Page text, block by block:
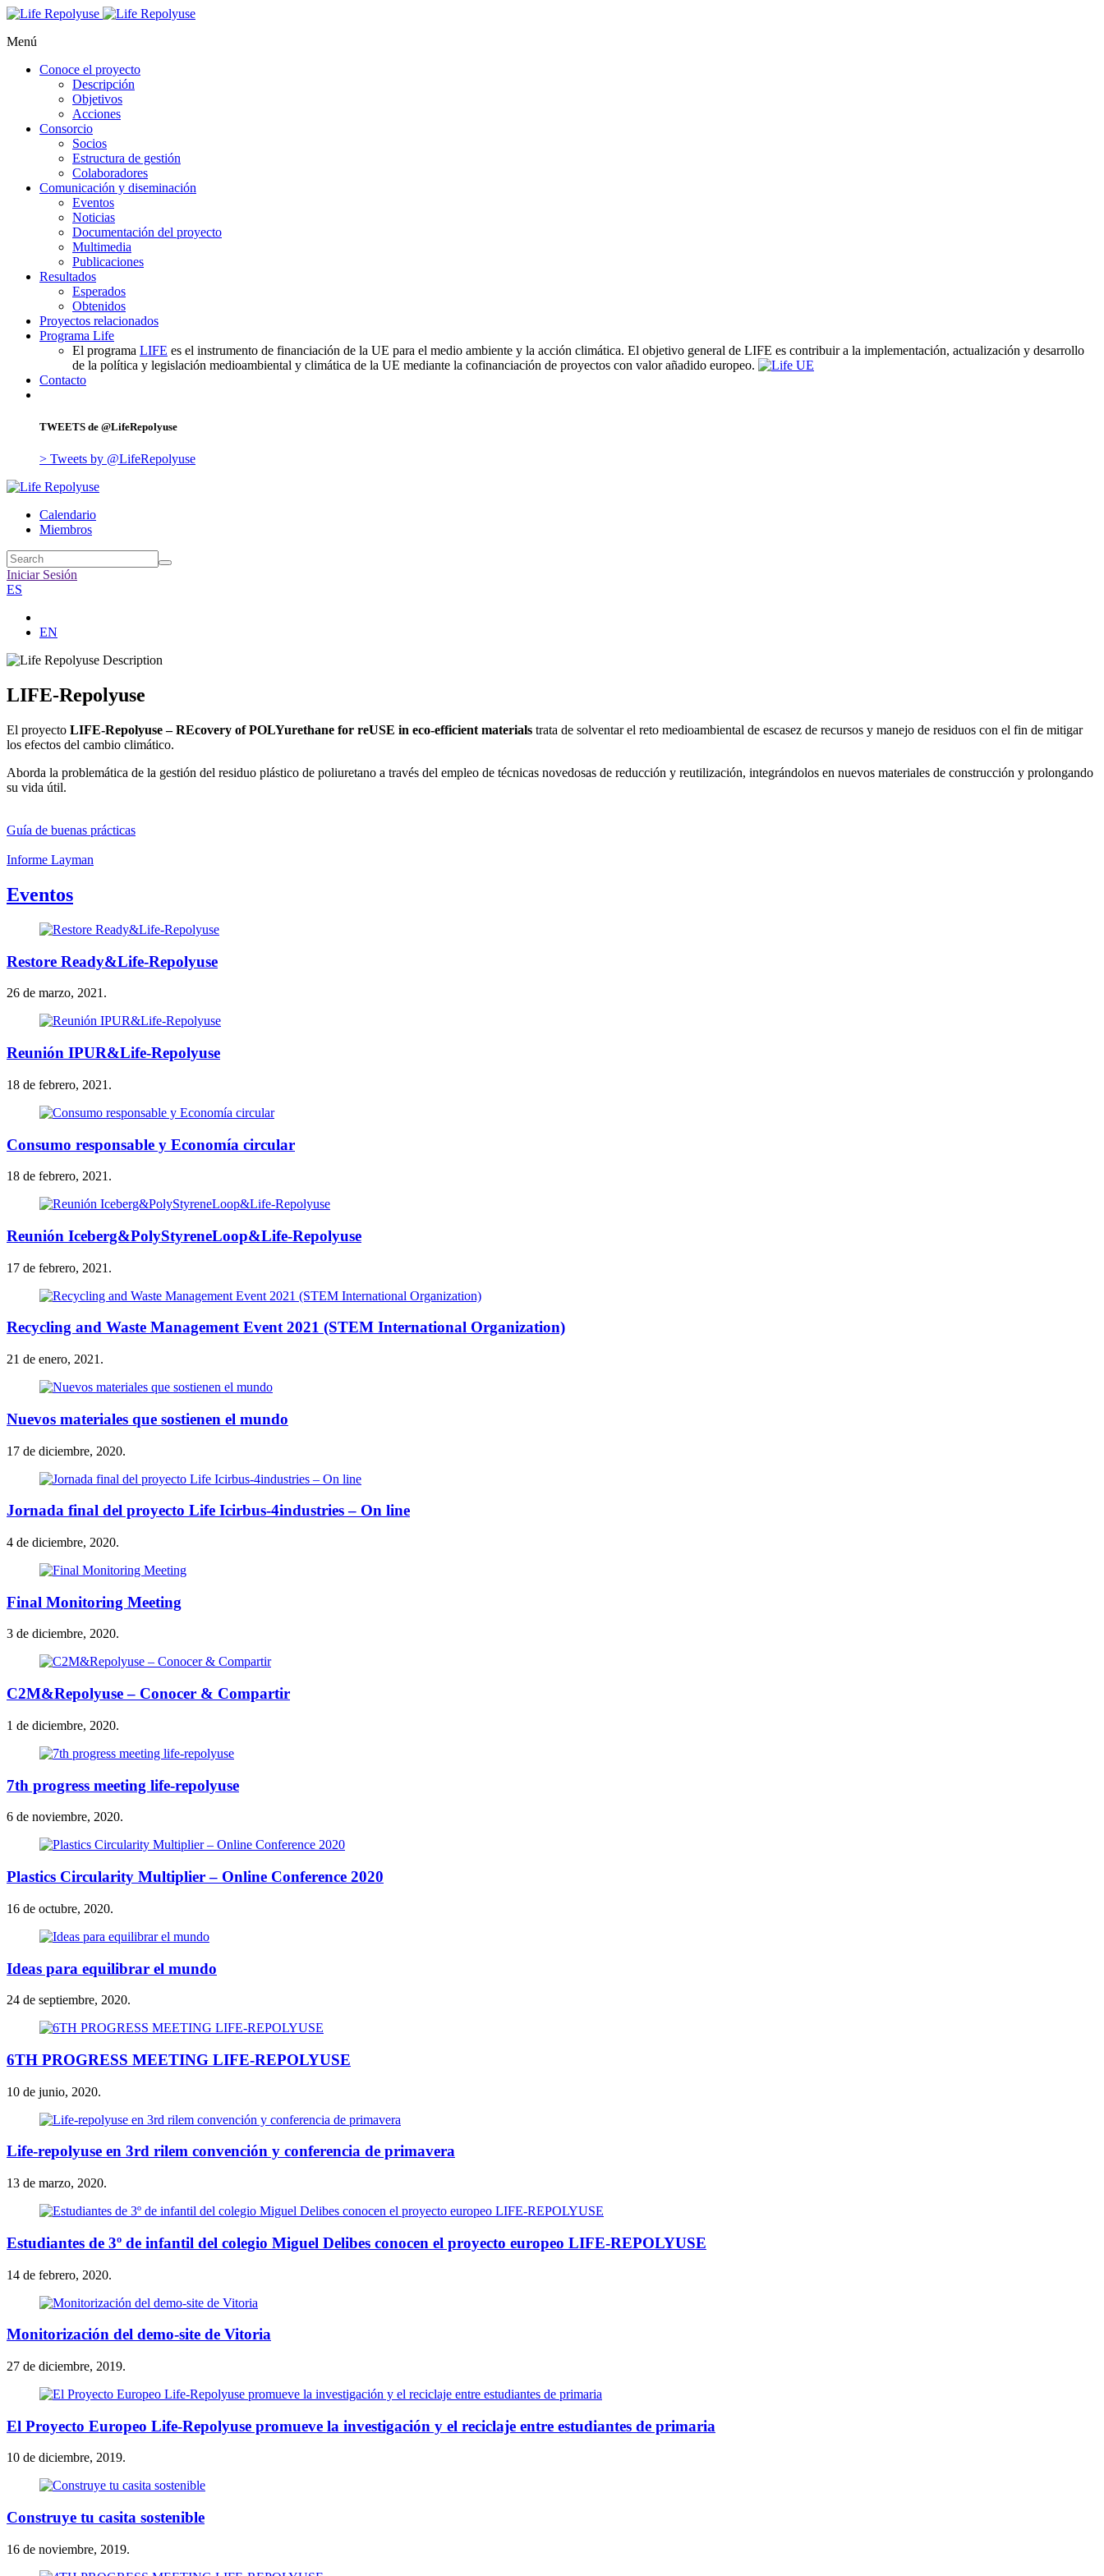
Menú
Conoce el proyecto
Descripción
Objetivos
Acciones
Consorcio
Socios
Estructura de gestión
Colaboradores
Comunicación y diseminación
Eventos
Noticias
Documentación del proyecto
Multimedia
Publicaciones
Resultados
Esperados
Obtenidos
Proyectos relacionados
Programa Life
El programa LIFE es el instrumento de financiación de la UE para el medio ambiente y la acción climática. El objetivo general de LIFE es contribuir a la implementación, actualización y desarrollo
de la política y legislación medioambiental y climática de la UE mediante la cofinanciación de proyectos con valor añadido europeo.
Contacto
TWEETS de @LifeRepolyuse
> Tweets by @LifeRepolyuse
Calendario
Miembros
Iniciar Sesión
ES
EN
LIFE-Repolyuse
El proyecto LIFE-Repolyuse – REcovery of POLYurethane for reUSE in eco-efficient materials trata de solventar el reto medioambiental de escasez de recursos y manejo de residuos con el fin de mitigar
los efectos del cambio climático.
Aborda la problemática de la gestión del residuo plástico de poliuretano a través del empleo de técnicas novedosas de reducción y reutilización, integrándolos en nuevos materiales de construcción y prolongando
su vida útil.
Guía de buenas prácticas
Informe Layman
Eventos
Restore Ready&Life-Repolyuse
26 de marzo, 2021.
Reunión IPUR&Life-Repolyuse
18 de febrero, 2021.
Consumo responsable y Economía circular
18 de febrero, 2021.
Reunión Iceberg&PolyStyreneLoop&Life-Repolyuse
17 de febrero, 2021.
Recycling and Waste Management Event 2021 (STEM International Organization)
21 de enero, 2021.
Nuevos materiales que sostienen el mundo
17 de diciembre, 2020.
Jornada final del proyecto Life Icirbus-4industries – On line
4 de diciembre, 2020.
Final Monitoring Meeting
3 de diciembre, 2020.
C2M&Repolyuse – Conocer & Compartir
1 de diciembre, 2020.
7th progress meeting life-repolyuse
6 de noviembre, 2020.
Plastics Circularity Multiplier – Online Conference 2020
16 de octubre, 2020.
Ideas para equilibrar el mundo
24 de septiembre, 2020.
6TH PROGRESS MEETING LIFE-REPOLYUSE
10 de junio, 2020.
Life-repolyuse en 3rd rilem convención y conferencia de primavera
13 de marzo, 2020.
Estudiantes de 3º de infantil del colegio Miguel Delibes conocen el proyecto europeo LIFE-REPOLYUSE
14 de febrero, 2020.
Monitorización del demo-site de Vitoria
27 de diciembre, 2019.
El Proyecto Europeo Life-Repolyuse promueve la investigación y el reciclaje entre estudiantes de primaria
10 de diciembre, 2019.
Construye tu casita sostenible
16 de noviembre, 2019.